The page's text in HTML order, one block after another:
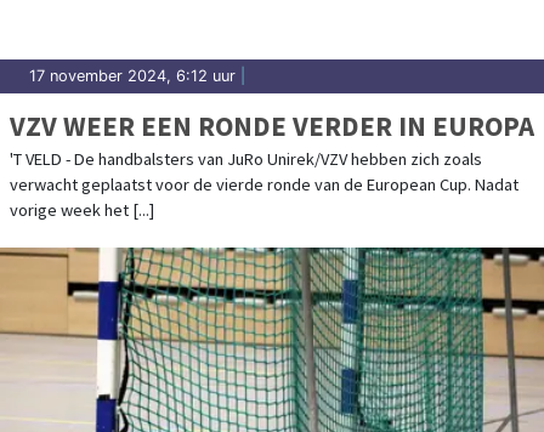
17 november 2024, 6:12 uur
VZV WEER EEN RONDE VERDER IN EUROPA
'T VELD - De handbalsters van JuRo Unirek/VZV hebben zich zoals
verwacht geplaatst voor de vierde ronde van de European Cup. Nadat
vorige week het [...]